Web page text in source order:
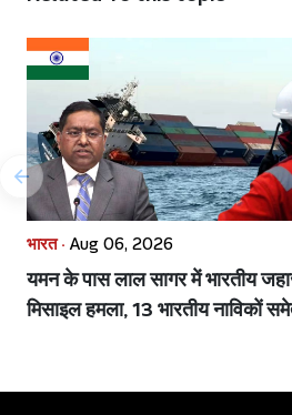
भारत · Aug 06, 2026
यमन के पास लाल सागर में भारतीय
मिसाइल हमला, 13 भारतीय नाविकों